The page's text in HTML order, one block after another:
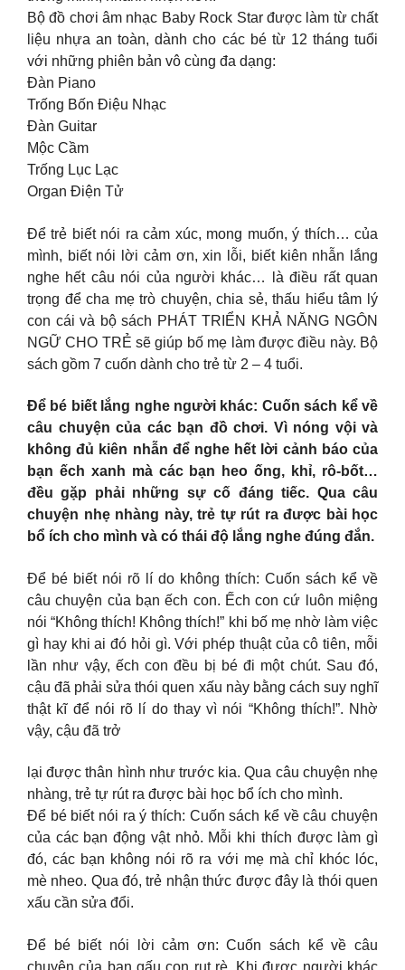
Bộ đồ chơi âm nhạc Baby Rock Star được làm từ chất
liệu nhựa an toàn, dành cho các bé từ 12 tháng tuổi
với những phiên bản vô cùng đa dạng:
Đàn Piano
Trống Bốn Điệu Nhạc
Đàn Guitar
Mộc Cầm
Trống Lục Lạc
Organ Điện Tử
Để trẻ biết nói ra cảm xúc, mong muốn, ý thích… của
mình, biết nói lời cảm ơn, xin lỗi, biết kiên nhẫn lắng
nghe hết câu nói của người khác… là điều rất quan
trọng để cha mẹ trò chuyện, chia sẻ, thấu hiểu tâm lý
con cái và bộ sách PHÁT TRIỂN KHẢ NĂNG NGÔN
NGỮ CHO TRẺ sẽ giúp bố mẹ làm được điều này. Bộ
sách gồm 7 cuốn dành cho trẻ từ 2 – 4 tuổi.
Để bé biết lắng nghe người khác: Cuốn sách kể về
câu chuyện của các bạn đồ chơi. Vì nóng vội và
không đủ kiên nhẫn để nghe hết lời cảnh báo của
bạn ếch xanh mà các bạn heo ống, khỉ, rô-bốt…
đều gặp phải những sự cố đáng tiếc. Qua câu
chuyện nhẹ nhàng này, trẻ tự rút ra được bài học
bổ ích cho mình và có thái độ lắng nghe đúng đắn.
Để bé biết nói rõ lí do không thích: Cuốn sách kể về
câu chuyện của bạn ếch con. Ếch con cứ luôn miệng
nói “Không thích! Không thích!” khi bố mẹ nhờ làm việc
gì hay khi ai đó hỏi gì. Với phép thuật của cô tiên, mỗi
lần như vậy, ếch con đều bị bé đi một chút. Sau đó,
cậu đã phải sửa thói quen xấu này bằng cách suy nghĩ
thật kĩ để nói rõ lí do thay vì nói “Không thích!”. Nhờ
vậy, cậu đã trở
lại được thân hình như trước kia. Qua câu chuyện nhẹ
nhàng, trẻ tự rút ra được bài học bổ ích cho mình.
Để bé biết nói ra ý thích: Cuốn sách kể về câu chuyện
của các bạn động vật nhỏ. Mỗi khi thích được làm gì
đó, các bạn không nói rõ ra với mẹ mà chỉ khóc lóc,
mè nheo. Qua đó, trẻ nhận thức được đây là thói quen
xấu cần sửa đổi.
Để bé biết nói lời cảm ơn: Cuốn sách kể về câu
chuyện của bạn gấu con rụt rè. Khi được người khác